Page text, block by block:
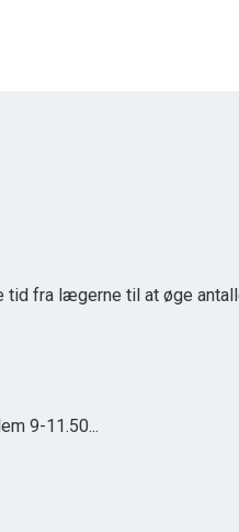
fra lægerne til at øge
9-11.50...